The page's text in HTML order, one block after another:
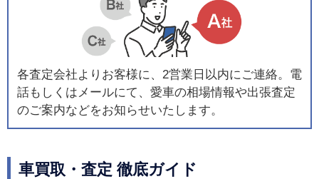
各査定会社よりお客様に、2営業日以内にご連絡。電
話もしくはメールにて、愛車の相場情報や出張査定
のご案内などをお知らせいたします。
車買取・査定 徹底ガイド